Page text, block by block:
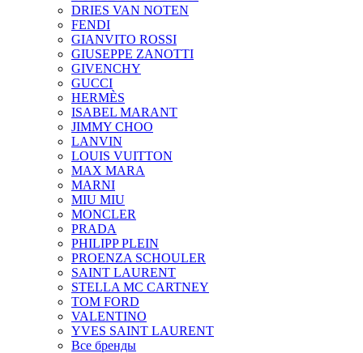
DRIES VAN NOTEN
FENDI
GIANVITO ROSSI
GIUSEPPE ZANOTTI
GIVENCHY
GUCCI
HERMÈS
ISABEL MARANT
JIMMY CHOO
LANVIN
LOUIS VUITTON
MAX MARA
MARNI
MIU MIU
MONCLER
PRADA
PHILIPP PLEIN
PROENZA SCHOULER
SAINT LAURENT
STELLA MC CARTNEY
TOM FORD
VALENTINO
YVES SAINT LAURENT
Все бренды